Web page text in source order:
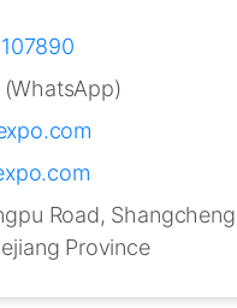
(WhatsApp)
Road, Shangcheng
Province